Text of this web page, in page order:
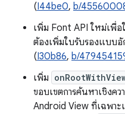
(I44be0, b/
เพิ่ม Font API ใหม่เพื่
ต้องเพิ่มใบรับรองแบบอั
(I30b86, b/
เพิ่ม
ขอบเขตการค้นหาเชิงค
Android View ที่เฉพาะ